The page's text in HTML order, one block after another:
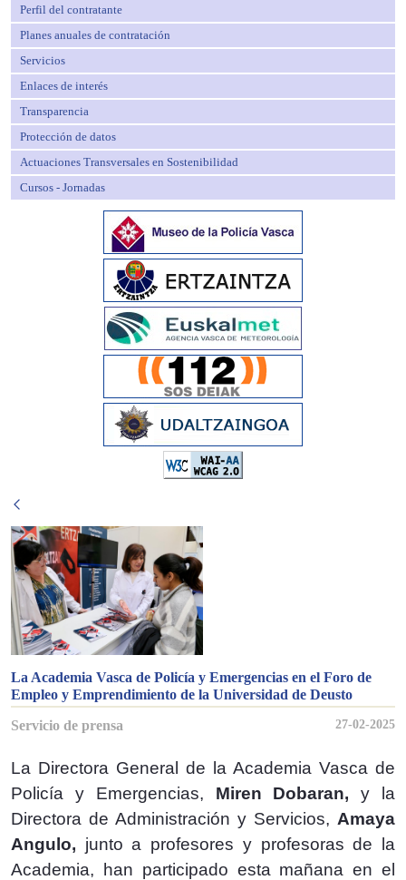
Perfil del contratante
Planes anuales de contratación
Servicios
Enlaces de interés
Transparencia
Protección de datos
Actuaciones Transversales en Sostenibilidad
Cursos - Jornadas
La Academia Vasca de Policía y Emergencias en el Foro de
Empleo y Emprendimiento de la Universidad de Deusto
Servicio de prensa
27-02-2025
La Directora General de la Academia Vasca de
Policía y Emergencias, Miren Dobaran,y la
Directora de Administración y Servicios, Amaya
Angulo, junto a profesores y profesoras de la
Academia, han participado esta mañana en el